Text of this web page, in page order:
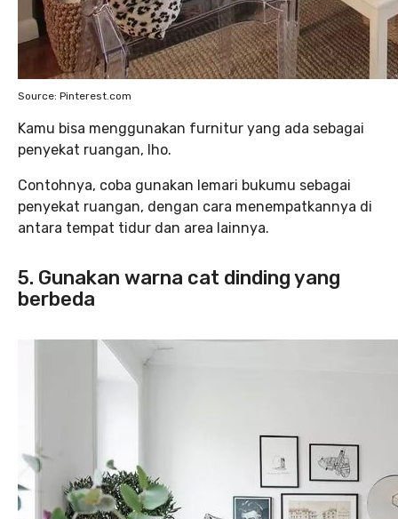
Source: Pinterest.com
Kamu bisa menggunakan furnitur yang ada sebagai
penyekat ruangan, lho.
Contohnya, coba gunakan lemari bukumu sebagai
penyekat ruangan, dengan cara menempatkannya di
antara tempat tidur dan area lainnya.
5. Gunakan warna cat dinding yang
berbeda